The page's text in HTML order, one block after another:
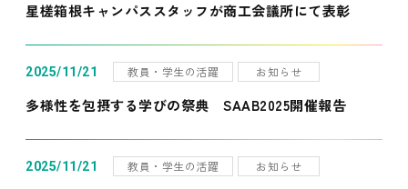
星槎箱根キャンパススタッフが商工会議所にて表彰
2025/11/21 教員・学生の活躍 お知らせ
多様性を包摂する学びの祭典 SAAB2025開催報告
2025/11/21 教員・学生の活躍 お知らせ